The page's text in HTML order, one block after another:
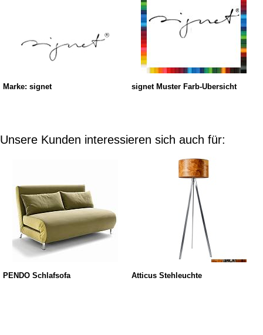
Marke: signet signet Muster Farb-Übersicht
Unsere Kunden interessieren sich auch für:
PENDO Schlafsofa Atticus Stehleuchte